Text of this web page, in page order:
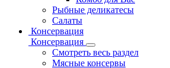
Рыбные деликатесы
Салаты
Консервация
Консервация
Смотреть весь раздел
Мясные консервы